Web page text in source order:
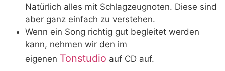
Natürlich alles mit Schlagzeugnoten. Diese sind
aber ganz einfach zu verstehen.
Wenn ein Song richtig gut begleitet werden
kann, nehmen wir den im
eigenen Tonstudio auf CD auf.